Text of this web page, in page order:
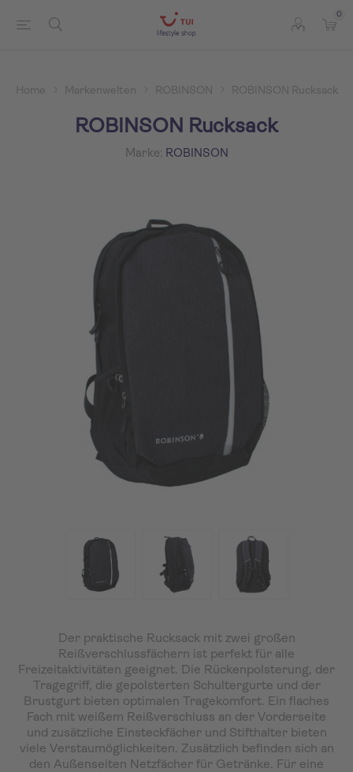
0
Home Markenwelten ROBINSON ROBINSON Rucksack
ROBINSON Rucksack
Marke: ROBINSON
Der praktische Rucksack mit zwei großen
Reißverschlussfächern ist perfekt für alle
Freizeitaktivitäten geeignet. Die Rückenpolsterung, der
Tragegriff, die gepolsterten Schultergurte und der
Brustgurt bieten optimalen Tragekomfort. Ein flaches
Fach mit weißem Reißverschluss an der Vorderseite
und zusätzliche Einsteckfächer und Stifthalter bieten
viele Verstaumöglichkeiten. Zusätzlich befinden sich an
den Außenseiten Netzfächer für Getränke. Für eine